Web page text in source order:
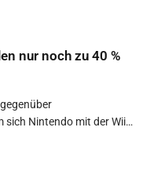
nur noch zu 40 %
sich Nintendo mit der Wii…